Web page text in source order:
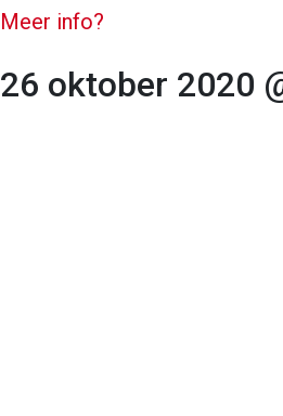
Meer info?
26 oktober 2020